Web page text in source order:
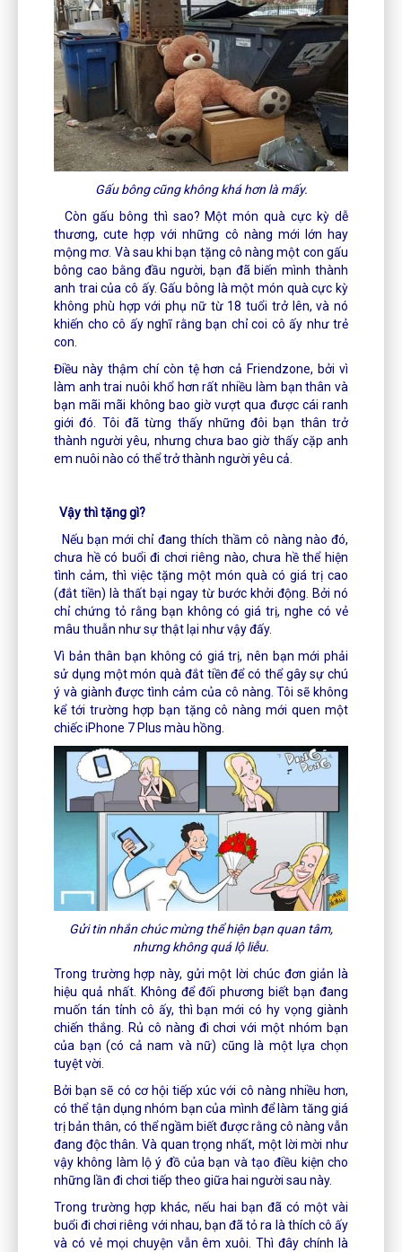
Gấu bông cũng không khá hơn là mấy.
Còn gấu bông thì sao? Một món quà cực kỳ dễ
thương, cute hợp với những cô nàng mới lớn hay
mộng mơ. Và sau khi bạn tặng cô nàng một con gấu
bông cao bằng đầu người, bạn đã biến mình thành
anh trai của cô ấy. Gấu bông là một món quà cực kỳ
không phù hợp với phụ nữ từ 18 tuổi trở lên, và nó
khiến cho cô ấy nghĩ rằng bạn chỉ coi cô ấy như trẻ
con.
Điều này thậm chí còn tệ hơn cả Friendzone, bởi vì
làm anh trai nuôi khổ hơn rất nhiều làm bạn thân và
bạn mãi mãi không bao giờ vượt qua được cái ranh
giới đó. Tôi đã từng thấy những đôi bạn thân trở
thành người yêu, nhưng chưa bao giờ thấy cặp anh
em nuôi nào có thể trở thành người yêu cả.
Vậy thì tặng gì?
Nếu bạn mới chỉ đang thích thầm cô nàng nào đó,
chưa hề có buổi đi chơi riêng nào, chưa hề thể hiện
tình cảm, thì việc tặng một món quà có giá trị cao
(đắt tiền) là thất bại ngay từ bước khởi động. Bởi nó
chỉ chứng tỏ rằng bạn không có giá trị, nghe có vẻ
mâu thuẫn như sự thật lại như vậy đấy.
Vì bản thân bạn không có giá trị, nên bạn mới phải
sử dụng một món quà đắt tiền để có thể gây sự chú
ý và giành được tình cảm của cô nàng. Tôi sẽ không
kể tới trường hợp bạn tặng cô nàng mới quen một
chiếc iPhone 7 Plus màu hồng.
Gửi tin nhắn chúc mừng thể hiện bạn quan tâm,
nhưng không quá lộ liễu.
Trong trường hợp này, gửi một lời chúc đơn giản là
hiệu quả nhất. Không để đối phương biết bạn đang
muốn tán tỉnh cô ấy, thì bạn mới có hy vọng giành
chiến thắng. Rủ cô nàng đi chơi với một nhóm bạn
của bạn (có cả nam và nữ) cũng là một lựa chọn
tuyệt vời.
Bởi bạn sẽ có cơ hội tiếp xúc với cô nàng nhiều hơn,
có thể tận dụng nhóm bạn của mình để làm tăng giá
trị bản thân, có thể ngầm biết được rằng cô nàng vẫn
đang độc thân. Và quan trọng nhất, một lời mời như
vậy không làm lộ ý đồ của bạn và tạo điều kiện cho
những lần đi chơi tiếp theo giữa hai người sau này.
Trong trường hợp khác, nếu hai bạn đã có một vài
buổi đi chơi riêng với nhau, bạn đã tỏ ra là thích cô ấy
và có vẻ mọi chuyện vẫn êm xuôi. Thì đây chính là